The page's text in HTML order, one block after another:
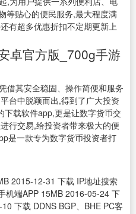
等贴心的便民服务,最大程度满
有超多优惠折扣不定期更新上
卓官方版_700g手游
借其安全稳固、操作简便和服务
台中脱颖而出,得到了广大投资
下载软件app,更是让数字货币交
行交易,给投资者带来极大的便
是一款专为数字货币投资者打
2015-12-31 下载 IP地址搜索
机端APP 15MB 2016-05-24 下
下载 DDNS BGP、BHE PC客